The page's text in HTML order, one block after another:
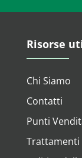
Risorse
Chi Siamo
Contatti
Punti
Trattamenti